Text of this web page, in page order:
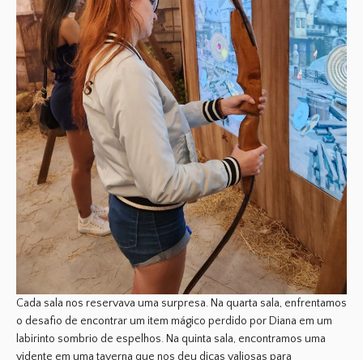
Cada sala nos reservava uma surpresa. Na quarta sala, enfrentamos
o desafio de encontrar um item mágico perdido por Diana em um
labirinto sombrio de espelhos. Na quinta sala, encontramos uma
vidente em uma taverna que nos deu dicas valiosas para